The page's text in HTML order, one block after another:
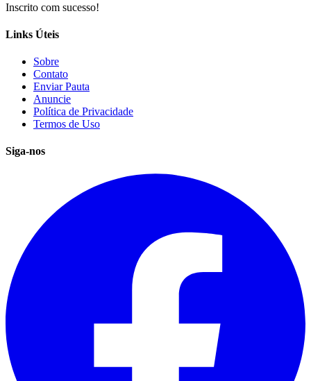
Inscrito com sucesso!
Links Úteis
Sobre
Contato
Enviar Pauta
Anuncie
Política de Privacidade
Termos de Uso
Siga-nos